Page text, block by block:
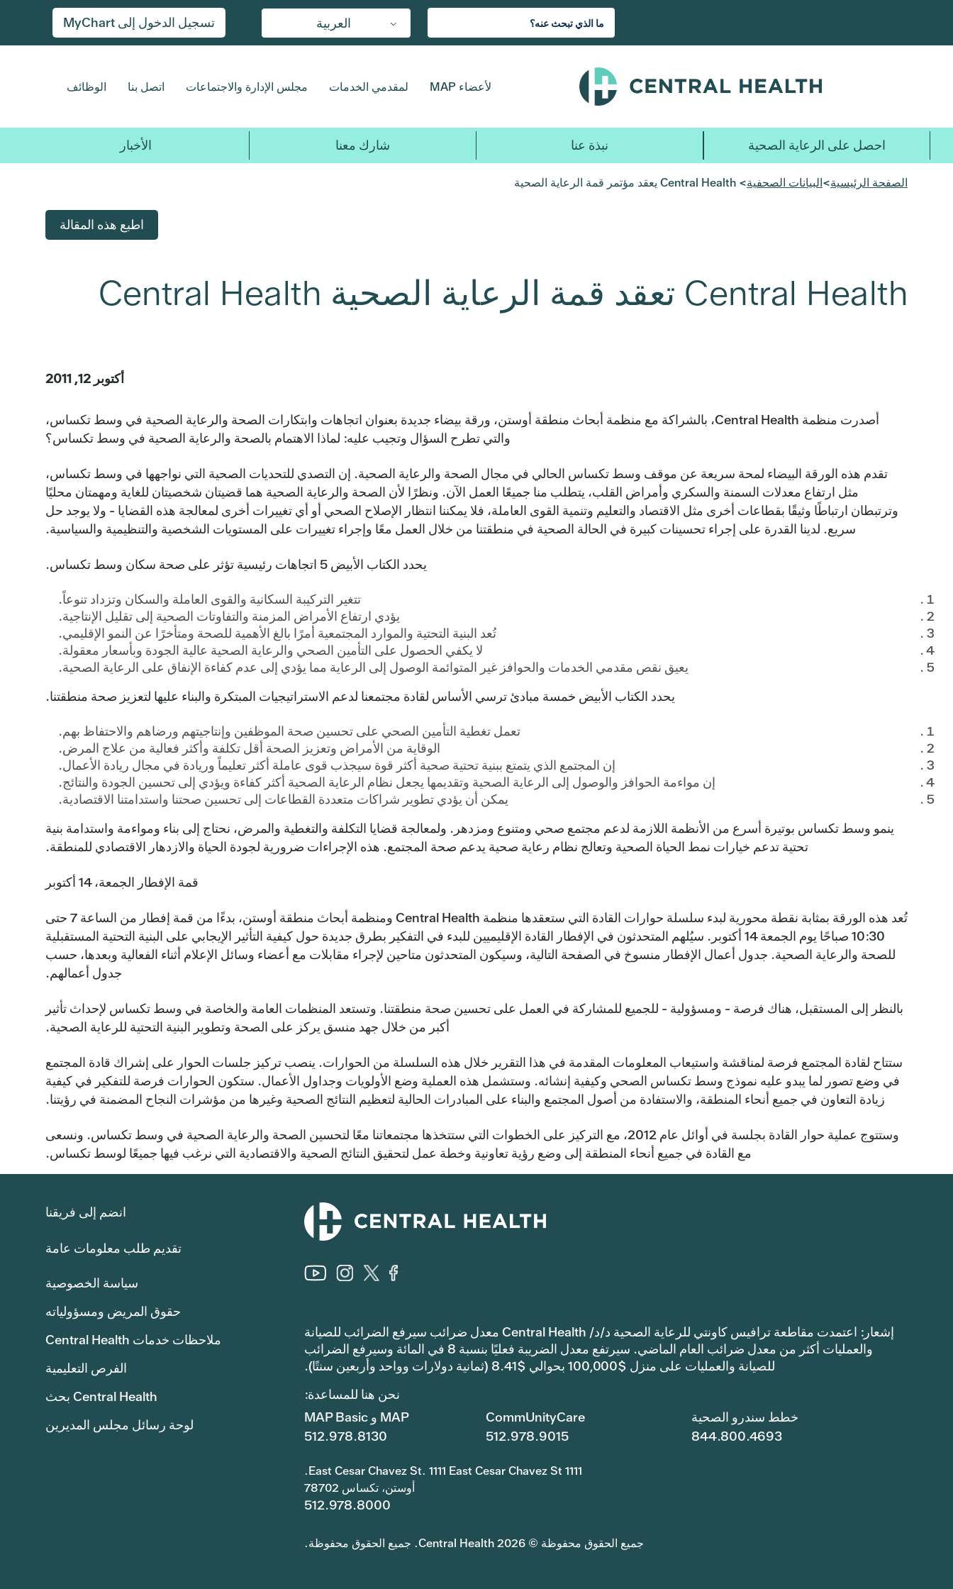
المحتوى
العربية تسجيل الدخول إلى MyChart
لأعضاء MAP لمقدمي الخدمات مجلس الإدارة والاجتماعات اتصل بنا الوظائف
احصل على الرعاية الصحية نبذة عنا شارك معنا الأخبار
الصفحة الرئيسية>البيانات الصحفية> Central Health يعقد مؤتمر قمة الرعاية الصحية
اطبع هذه المقالة
Central Health تعقد قمة الرعاية الصحية Central Health
أكتوبر 12, 2011
أصدرت منظمة Central Health، بالشراكة مع منظمة أبحاث منطقة أوستن، ورقة بيضاء جديدة بعنوان اتجاهات وابتكارات الصحة والرعاية الصحية في وسط تكساس،
والتي تطرح السؤال وتجيب عليه: لماذا الاهتمام بالصحة والرعاية الصحية في وسط تكساس؟
تقدم هذه الورقة البيضاء لمحة سريعة عن موقف وسط تكساس الحالي في مجال الصحة والرعاية الصحية. إن التصدي للتحديات الصحية التي نواجهها في وسط تكساس،
مثل ارتفاع معدلات السمنة والسكري وأمراض القلب، يتطلب منا جميعًا العمل الآن. ونظرًا لأن الصحة والرعاية الصحية هما قضيتان شخصيتان للغاية ومهمتان محليًا
وترتبطان ارتباطًا وثيقًا بقطاعات أخرى مثل الاقتصاد والتعليم وتنمية القوى العاملة، فلا يمكننا انتظار الإصلاح الصحي أو أي تغييرات أخرى لمعالجة هذه القضايا - ولا يوجد حل
سريع. لدينا القدرة على إجراء تحسينات كبيرة في الحالة الصحية في منطقتنا من خلال العمل معًا وإجراء تغييرات على المستويات الشخصية والتنظيمية والسياسية.
يحدد الكتاب الأبيض 5 اتجاهات رئيسية تؤثر على صحة سكان وسط تكساس.
تتغير التركيبة السكانية والقوى العاملة والسكان وتزداد تنوعاً.
يؤدي ارتفاع الأمراض المزمنة والتفاوتات الصحية إلى تقليل الإنتاجية.
تُعد البنية التحتية والموارد المجتمعية أمرًا بالغ الأهمية للصحة ومتأخرًا عن النمو الإقليمي.
لا يكفي الحصول على التأمين الصحي والرعاية الصحية عالية الجودة وبأسعار معقولة.
يعيق نقص مقدمي الخدمات والحوافز غير المتوائمة الوصول إلى الرعاية مما يؤدي إلى عدم كفاءة الإنفاق على الرعاية الصحية.
يحدد الكتاب الأبيض خمسة مبادئ ترسي الأساس لقادة مجتمعنا لدعم الاستراتيجيات المبتكرة والبناء عليها لتعزيز صحة منطقتنا.
تعمل تغطية التأمين الصحي على تحسين صحة الموظفين وإنتاجيتهم ورضاهم والاحتفاظ بهم.
الوقاية من الأمراض وتعزيز الصحة أقل تكلفة وأكثر فعالية من علاج المرض.
إن المجتمع الذي يتمتع ببنية تحتية صحية أكثر قوة سيجذب قوى عاملة أكثر تعليماً وريادة في مجال ريادة الأعمال.
إن مواءمة الحوافز والوصول إلى الرعاية الصحية وتقديمها يجعل نظام الرعاية الصحية أكثر كفاءة ويؤدي إلى تحسين الجودة والنتائج.
يمكن أن يؤدي تطوير شراكات متعددة القطاعات إلى تحسين صحتنا واستدامتنا الاقتصادية.
ينمو وسط تكساس بوتيرة أسرع من الأنظمة اللازمة لدعم مجتمع صحي ومتنوع ومزدهر. ولمعالجة قضايا التكلفة والتغطية والمرض، نحتاج إلى بناء ومواءمة واستدامة بنية
تحتية تدعم خيارات نمط الحياة الصحية وتعالج نظام رعاية صحية يدعم صحة المجتمع. هذه الإجراءات ضرورية لجودة الحياة والازدهار الاقتصادي للمنطقة.
قمة الإفطار الجمعة، 14 أكتوبر
تُعد هذه الورقة بمثابة نقطة محورية لبدء سلسلة حوارات القادة التي ستعقدها منظمة Central Health ومنظمة أبحاث منطقة أوستن، بدءًا من قمة إفطار من الساعة 7 حتى
10:30 صباحًا يوم الجمعة 14 أكتوبر. سيُلهم المتحدثون في الإفطار القادة الإقليميين للبدء في التفكير بطرق جديدة حول كيفية التأثير الإيجابي على البنية التحتية المستقبلية
للصحة والرعاية الصحية. جدول أعمال الإفطار منسوخ في الصفحة التالية، وسيكون المتحدثون متاحين لإجراء مقابلات مع أعضاء وسائل الإعلام أثناء الفعالية وبعدها، حسب
جدول أعمالهم.
بالنظر إلى المستقبل، هناك فرصة - ومسؤولية - للجميع للمشاركة في العمل على تحسين صحة منطقتنا. وتستعد المنظمات العامة والخاصة في وسط تكساس لإحداث تأثير
أكبر من خلال جهد منسق يركز على الصحة وتطوير البنية التحتية للرعاية الصحية.
ستتاح لقادة المجتمع فرصة لمناقشة واستيعاب المعلومات المقدمة في هذا التقرير خلال هذه السلسلة من الحوارات. ينصب تركيز جلسات الحوار على إشراك قادة المجتمع
في وضع تصور لما يبدو عليه نموذج وسط تكساس الصحي وكيفية إنشائه. وستشمل هذه العملية وضع الأولويات وجداول الأعمال. ستكون الحوارات فرصة للتفكير في كيفية
زيادة التعاون في جميع أنحاء المنطقة، والاستفادة من أصول المجتمع والبناء على المبادرات الحالية لتعظيم النتائج الصحية وغيرها من مؤشرات النجاح المضمنة في رؤيتنا.
وستتوج عملية حوار القادة بجلسة في أوائل عام 2012، مع التركيز على الخطوات التي ستتخذها مجتمعاتنا معًا لتحسين الصحة والرعاية الصحية في وسط تكساس. ونسعى
مع القادة في جميع أنحاء المنطقة إلى وضع رؤية تعاونية وخطة عمل لتحقيق النتائج الصحية والاقتصادية التي نرغب فيها جميعًا لوسط تكساس.
إشعار: اعتمدت مقاطعة ترافيس كاونتي للرعاية الصحية د/د/ Central Health معدل ضرائب سيرفع الضرائب للصيانة
والعمليات أكثر من معدل ضرائب العام الماضي. سيرتفع معدل الضريبة فعليًا بنسبة 8 في المائة وسيرفع الضرائب
للصيانة والعمليات على منزل $100,000 بحوالي $8.41 (ثمانية دولارات وواحد وأربعين سنتًا).
نحن هنا للمساعدة:
MAP و MAP Basic
512.978.8130
CommUnityCare
512.978.9015
خطط سندرو الصحية
844.800.4693
1111 East Cesar Chavez St. 1111 East Cesar Chavez St.
أوستن، تكساس 78702
512.978.8000
جميع الحقوق محفوظة © 2026 Central Health. جميع الحقوق محفوظة.
انضم إلى فريقنا
تقديم طلب معلومات عامة
سياسة الخصوصية
حقوق المريض ومسؤولياته
ملاحظات خدمات Central Health
الفرص التعليمية
Central Health بحث
لوحة رسائل مجلس المديرين